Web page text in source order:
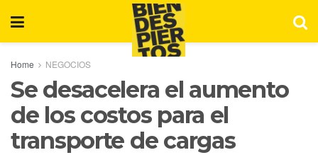
Home NEGOCIOS
Se desacelera el aumento
de los costos para el
transporte de cargas